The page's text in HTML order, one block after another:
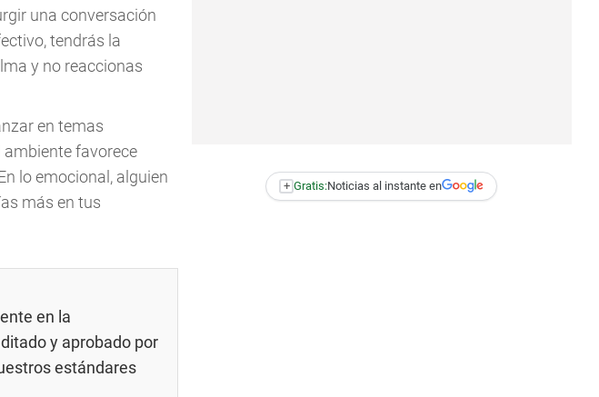
una conversación
tendrás la
y no reaccionas
en temas
ambiente favorece
lo emocional, alguien
más en tus
en la
y aprobado por
estándares
+ Gratis:Noticias al instante en